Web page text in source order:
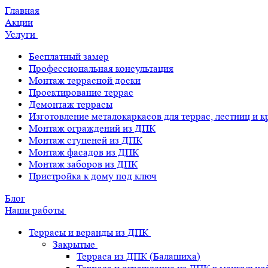
Главная
Акции
Услуги
Бесплатный замер
Профессиональная консультация
Монтаж террасной доски
Проектирование террас
Демонтаж террасы
Изготовление металокаркасов для террас, лестниц и
Монтаж ограждений из ДПК
Монтаж ступеней из ДПК
Монтаж фасадов из ДПК
Монтаж заборов из ДПК
Пристройка к дому под ключ
Блог
Наши работы
Террасы и веранды из ДПК
Закрытые
Терраса из ДПК (Балашиха)